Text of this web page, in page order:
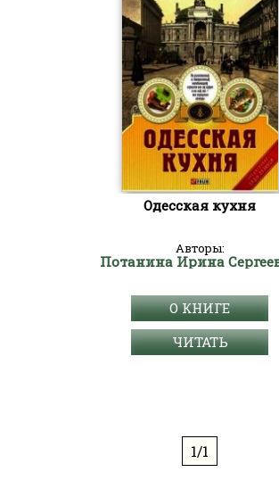
Одесская кухня
Авторы:
Потанина Ирина
О КНИГЕ
ЧИТАТЬ
1/1